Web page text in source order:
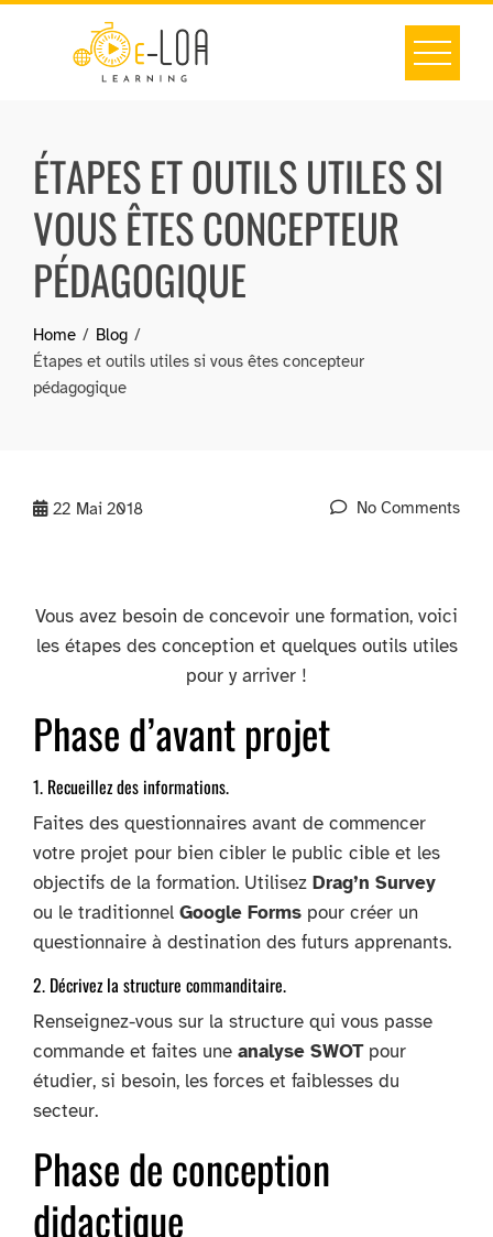
ÉTAPES ET OUTILS UTILES SI
VOUS ÊTES CONCEPTEUR
PÉDAGOGIQUE
Home
Blog
Étapes et outils utiles si vous êtes concepteur
pédagogique
22 Mai 2018 No Comments
Vous avez besoin de concevoir une formation, voici
les étapes des conception et quelques outils utiles
pour y arriver !
Phase d’avant projet
1. Recueillez des informations.
Faites des questionnaires avant de commencer
votre projet pour bien cibler le public cible et les
objectifs de la formation. Utilisez Drag’n Survey
ou le traditionnel Google Forms pour créer un
questionnaire à destination des futurs apprenants.
2. Décrivez la structure commanditaire.
Renseignez-vous sur la structure qui vous passe
commande et faites une analyse SWOTpour
étudier, si besoin, les forces et faiblesses du
secteur.
Phase de conception
didactique